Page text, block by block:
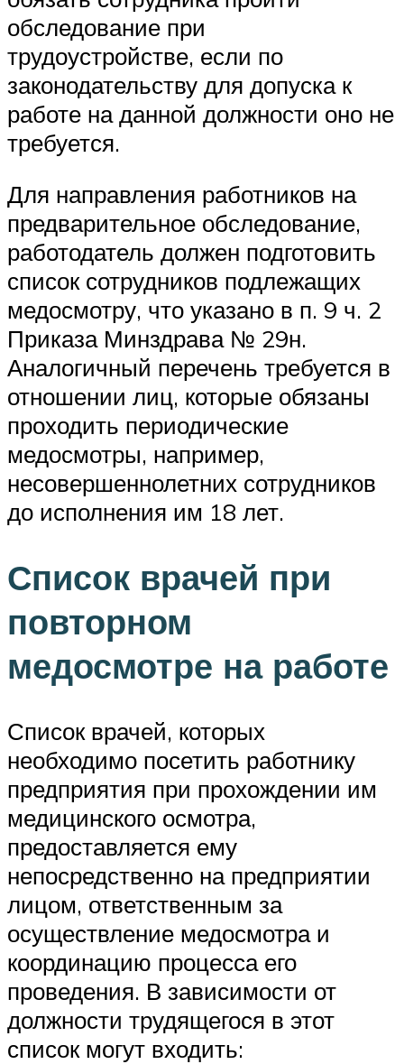
обследование при
трудоустройстве, если по
законодательству для допуска к
работе на данной должности оно не
требуется.
Для направления работников на
предварительное обследование,
работодатель должен подготовить
список сотрудников подлежащих
медосмотру, что указано в п. 9 ч. 2
Приказа Минздрава № 29н.
Аналогичный перечень требуется в
отношении лиц, которые обязаны
проходить периодические
медосмотры, например,
несовершеннолетних сотрудников
до исполнения им 18 лет.
Список врачей при
повторном
медосмотре на работе
Список врачей, которых
необходимо посетить работнику
предприятия при прохождении им
медицинского осмотра,
предоставляется ему
непосредственно на предприятии
лицом, ответственным за
осуществление медосмотра и
координацию процесса его
проведения. В зависимости от
должности трудящегося в этот
список могут входить: